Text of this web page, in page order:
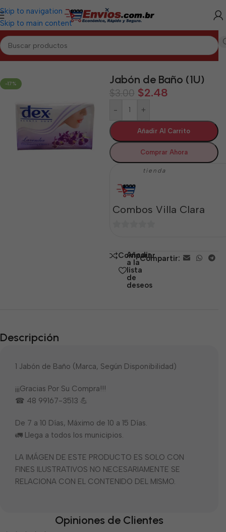
Skip to navigation
Skip to main content
Inicio/VILLA CLARA/Aseo y Cuidado Personal Villa Clara
-17% Jabón de Baño (1U)
$3.00 $2.48
- +
Añadir Al Carrito
Comprar Ahora
tienda
Combos Villa Clara
5 Comparar
Añadir
a la
lista
de
deseos
Compartir:
Descripción
1 Jabón de Baño (Marca, Según Disponibilidad)
¡¡¡Gracias Por Su Compra!!!
☎ 48 99167-3513 💪
De 7 a 10 Días, Máximo de 10 a 15 Días.
🚛 Llega a todos los municipios.
LA IMÁGEN DE ESTE PRODUCTO ES SOLO CON
FINES ILUSTRATIVOS NO NECESARIAMENTE SE
RELACIONA CON EL CONTENIDO DEL MISMO.
Opiniones de Clientes